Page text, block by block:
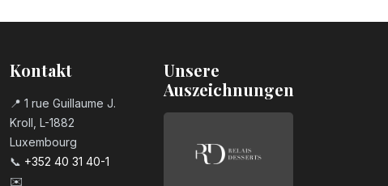
Kontakt
📍 1 rue Guillaume J.
Kroll, L-1882
Luxembourg
📞 +352 40 31 40-1
✉️
Unsere
Auszeichnungen